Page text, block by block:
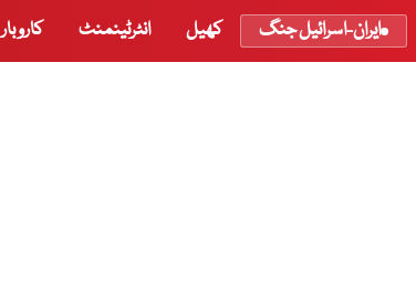
ایران-اسرائیل جنگ کھیل انٹرٹینمنٹ کاروبار